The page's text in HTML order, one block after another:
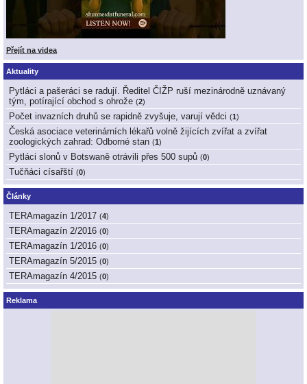
Přejít na videa
Aktuality
Pytláci a pašeráci se radují. Ředitel ČIŽP ruší mezinárodně uznávaný
tým, potírající obchod s ohrože (2)
Počet invazních druhů se rapidně zvyšuje, varují vědci (1 )
Česká asociace veterinárních lékařů volně žijících zvířat a zvířat
zoologických zahrad: Odborné stan (1 )
Pytláci slonů v Botswaně otrávili přes 500 supů (0)
Tučňáci císařští (0)
Články
TERAmagazín 1/2017 (4)
TERAmagazín 2/2016 (0)
TERAmagazín 1/2016 (0)
TERAmagazín 5/2015 (0)
TERAmagazín 4/2015 (0)
Reklama